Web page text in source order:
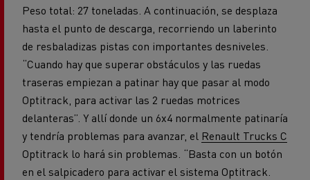
Peso total: 27 toneladas. A continuación, se desplaza
hasta el punto de descarga, recorriendo un laberinto
de resbaladizas pistas con importantes desniveles.
“Cuando hay que superar obstáculos y las ruedas
traseras empiezan a patinar hay que pasar al modo
Optitrack, para activar las 2 ruedas motrices
delanteras”. Y allí donde un 6x4 normalmente patinaría
y tendría problemas para avanzar, el Renault Trucks C
Optitrack lo hará sin problemas. “Basta con un botón
en el salpicadero para activar el sistema Optitrack.